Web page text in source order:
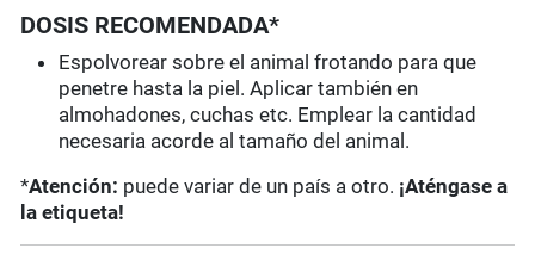
DOSIS RECOMENDADA*
Espolvorear sobre el animal frotando para que
penetre hasta la piel. Aplicar también en
almohadones, cuchas etc. Emplear la cantidad
necesaria acorde al tamaño del animal.
*Atención: puede variar de un país a otro. ¡Aténgase a
la etiqueta!